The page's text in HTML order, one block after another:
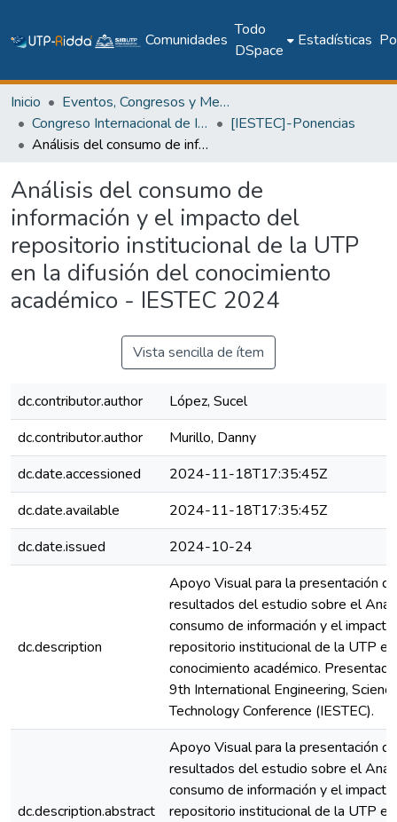
Comunidades
Todo
DSpace
Estadísticas
Inicio
Eventos, Congresos y Memorias Académicas
Congreso Internacional de Ingeniería, Ciencias y Tecnología
[IESTEC]-Ponencias
Análisis del consumo de información y el impacto del repositorio institucional de la UTP en la difusión del conocimiento académico - IESTEC 2024
Análisis del consumo de
información y el impacto del
repositorio institucional de la UTP
en la difusión del conocimiento
académico - IESTEC 2024
Vista sencilla de ítem
dc.contributor.author
López, Sucel
dc.contributor.author
Murillo, Danny
dc.date.accessioned
2024-11-18T17:35:45Z
dc.date.available
2024-11-18T17:35:45Z
dc.date.issued
2024-10-24
dc.description
Apoyo Visual para la presentación
resultados del estudio sobre el
consumo de información y el
repositorio institucional de la UTP
conocimiento académico.
9th International Engineering,
Technology Conference (IESTEC).
dc.description.abstract
Apoyo Visual para la presentación
resultados del estudio sobre el
consumo de información y el
repositorio institucional de la UTP